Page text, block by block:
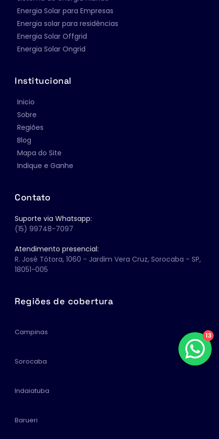
Energia Solar para Empresas
Energia solar para residências
Energia Solar Offgrid
Energia Solar Ongrid
Institucional
Inicio
Sobre
Regiões
Blog
Mapa do Site
Indique e Ganhe
Contato
Suporte via Whatsapp:
(15) 99748-7097
Atendimento presencial:
R. José Tótora, 1060 - Jardim Vera Cruz, Sorocaba - SP,
18051-005
Regiões de cobertura
Campinas
Sorocaba
Indaiatuba
Barueri
13